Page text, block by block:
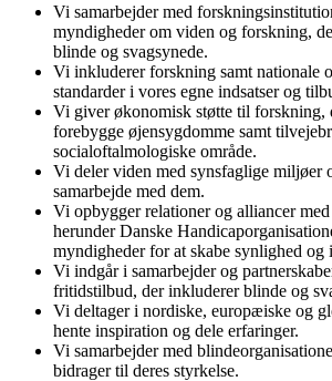
Vi samarbejder med
myndigheder om viden og forskning,
blinde og svagsynede.
Vi inkluderer forskning samt nationale
standarder i vores egne indsatser og
Vi giver økonomisk støtte til forskning,
forebygge øjensygdomme samt
socialoftalmologiske område.
Vi deler viden med synsfaglige miljøer
samarbejde med dem.
Vi opbygger relationer og alliancer
herunder Danske
myndigheder for at skabe synlighed og
Vi indgår i samarbejder og
fritidstilbud, der inkluderer blinde og
Vi deltager i nordiske, europæiske og
hente inspiration og dele erfaringer.
Vi samarbejder med
bidrager til deres styrkelse.